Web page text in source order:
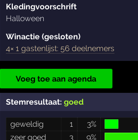
Kledingvoorschrift
Halloween
Winactie (gesloten)
4× 1 gastenlijst: 56 deelnemers
Voeg toe aan agenda
Stemresultaat: goed
geweldig 1
3%
zeer goed
3
9%